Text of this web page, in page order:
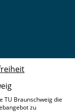
TU Braunschweig die
zu